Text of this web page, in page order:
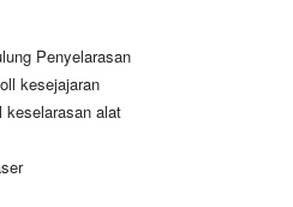
Penyelarasan
kesejajaran
keselarasan alat